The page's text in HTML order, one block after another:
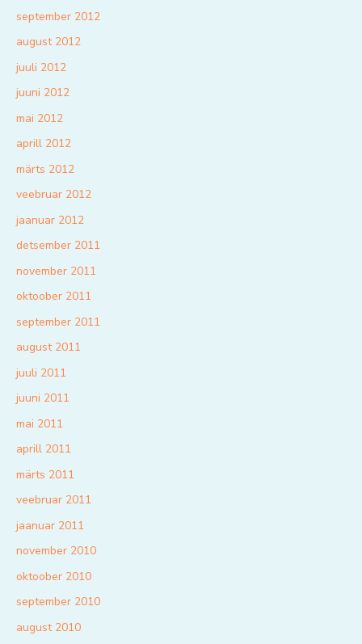
september 2012
august 2012
juuli 2012
juuni 2012
mai 2012
aprill 2012
märts 2012
veebruar 2012
jaanuar 2012
detsember 2011
november 2011
oktoober 2011
september 2011
august 2011
juuli 2011
juuni 2011
mai 2011
aprill 2011
märts 2011
veebruar 2011
jaanuar 2011
november 2010
oktoober 2010
september 2010
august 2010